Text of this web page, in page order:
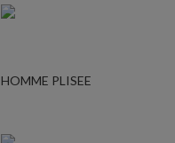
HOMME PLISEE